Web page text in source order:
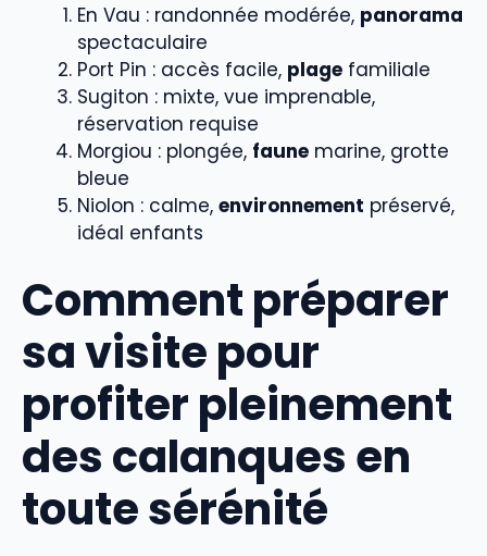
En Vau : randonnée modérée, panorama
spectaculaire
Port Pin : accès facile, plage familiale
Sugiton : mixte, vue imprenable,
réservation requise
Morgiou : plongée, faune marine, grotte
bleue
Niolon : calme, environnement préservé,
idéal enfants
Comment préparer
sa visite pour
profiter pleinement
des calanques en
toute sérénité